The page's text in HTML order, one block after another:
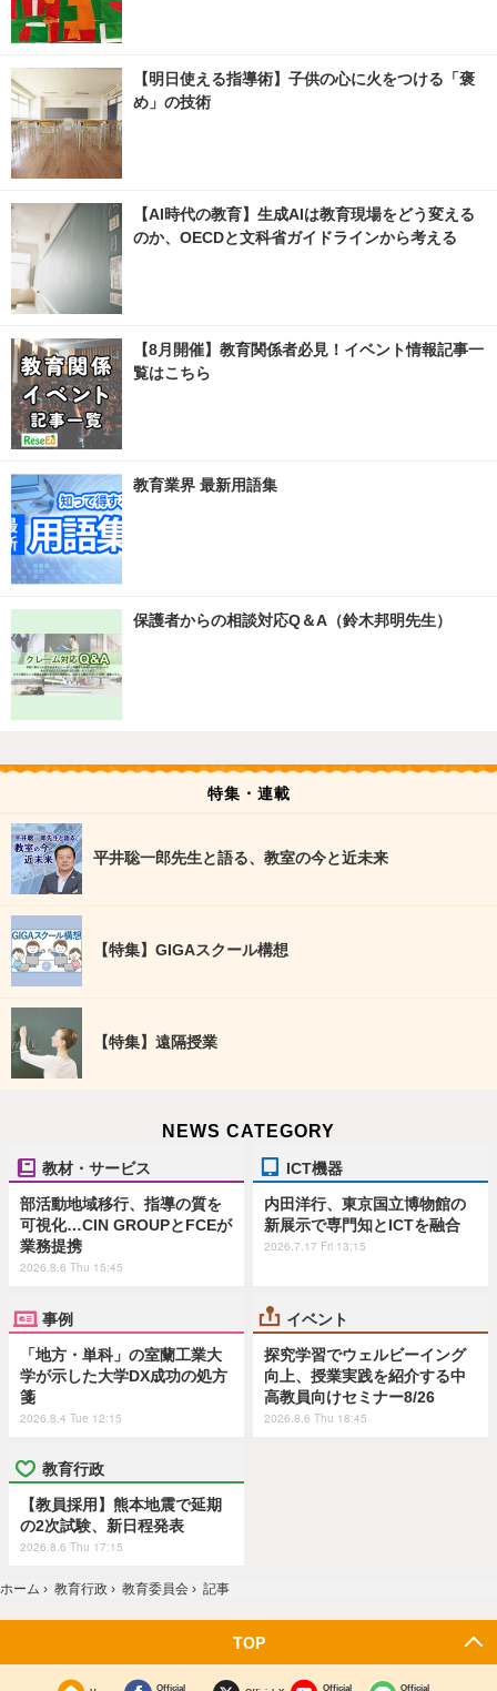
【明日使える指導術】子供の心に火をつける「褒
め」の技術
【AI時代の教育】生成AIは教育現場をどう変える
のか、OECDと文科省ガイドラインから考える
【8月開催】教育関係者必見！イベント情報記事一
覧はこちら
教育業界 最新用語集
保護者からの相談対応Q＆A（鈴木邦明先生）
特集・連載
平井聡一郎先生と語る、教室の今と近未来
【特集】GIGAスクール構想
【特集】遠隔授業
NEWS CATEGORY
教材・サービス
部活動地域移行、指導の質を
可視化…CIN GROUPとFCEが
業務提携
2026.8.6 Thu 15:45
ICT機器
内田洋行、東京国立博物館の
新展示で専門知とICTを融合
2026.7.17 Fri 13:15
事例
「地方・単科」の室蘭工業大
学が示した大学DX成功の処方
箋
2026.8.4 Tue 12:15
イベント
探究学習でウェルビーイング
向上、授業実践を紹介する中
高教員向けセミナー8/26
2026.8.6 Thu 18:45
教育行政
【教員採用】熊本地震で延期
の2次試験、新日程発表
2026.8.6 Thu 17:15
ホーム › 教育行政 › 教育委員会 › 記事
TOP
Official Official Official